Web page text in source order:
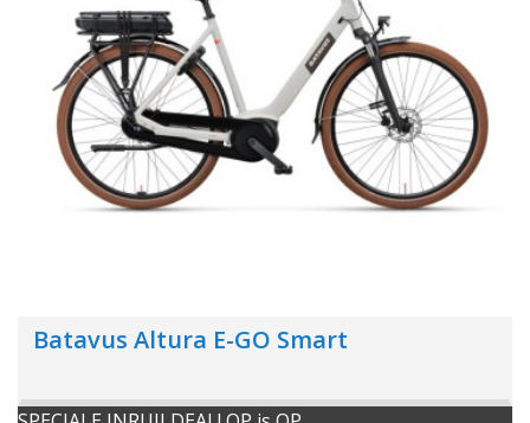
Batavus Altura E-GO Smart